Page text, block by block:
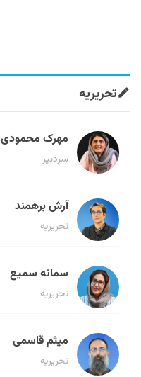
تحریریه
مهرک محمودی
سردبیر
آرش برهمند
تحریریه
سمانه سمیع
تحریریه
میثم قاسمی
تحریریه